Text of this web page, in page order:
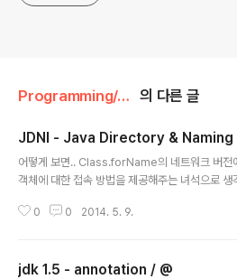
Programming/Java 의 다른 글
JDNI - Java Directory &
어떻게 보면.. Class.forName의 네트워크 버전
객체에 대한 접속 방법을 제공해주는 녀석으로
nd_Directory_Interface] [링크 : http://
al/jndi/] [링크 : http://www.oracle.com/
0 0 2014. 5. 9.
jdk 1.5 - annotation / @